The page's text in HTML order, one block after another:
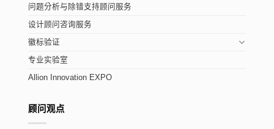
问题分析与除错支持顾问服务
设计顾问咨询服务
徽标验证
专业实验室
Allion Innovation EXPO
顾问观点